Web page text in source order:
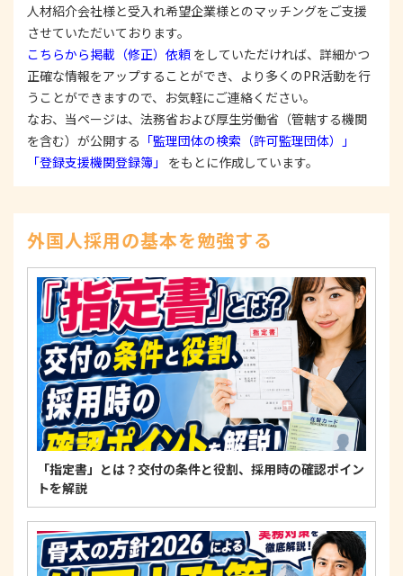
2. 安全対策の実施について
個人情報の正確性およびその利用の安全性を確保す
るため、情報セキュリティ対策を始めとする安全措
置を構築し、個人情報への不正アクセス、個人情報
の漏洩、滅失または毀損等の的確な防止とセキュリ
ティの是正に努めます。
3. 苦情および相談等に対する適正な対応について
本人からの苦情および相談があった場合には、適切
示、訂正、削除、または利用もしくは提供の停止等
を求められたときは、適法かつ遅滞なく応じます。
4. 法令・指針・規範の遵守について
適正な個人情報保護の実現のため、個人情報の取扱
いに関する法令、国が定める指針およびその他の規
範を遵守します。
個人情報に関するお問い合わせ窓口
〒125-0061東京都葛飾区亀有3-21-11 藍ビル202
TEL：0120-550-580
株式会社 アルフォース･ワン 個人情報保護担当
人材紹介会社様と受入れ希望企業様とのマッチングをご支援
させていただいております。
こちらから掲載（修正）依頼 をしていただければ、詳細かつ
正確な情報をアップすることができ、より多くのPR活動を行
うことができますので、お気軽にご連絡ください。
なお、当ページは、法務省および厚生労働省（管轄する機関
を含む）が公開する 「監理団体の検索（許可監理団体）」
「登録支援機関登録簿」
をもとに作成しています。
外国人採用の基本を勉強する
「指定書」とは？交付の条件と役割、採用時の確認ポイン
トを解説